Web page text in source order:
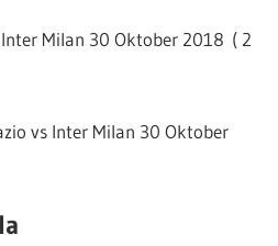
Inter Milan 30 Oktober 2018 ( 2
vs Inter Milan 30 Oktober